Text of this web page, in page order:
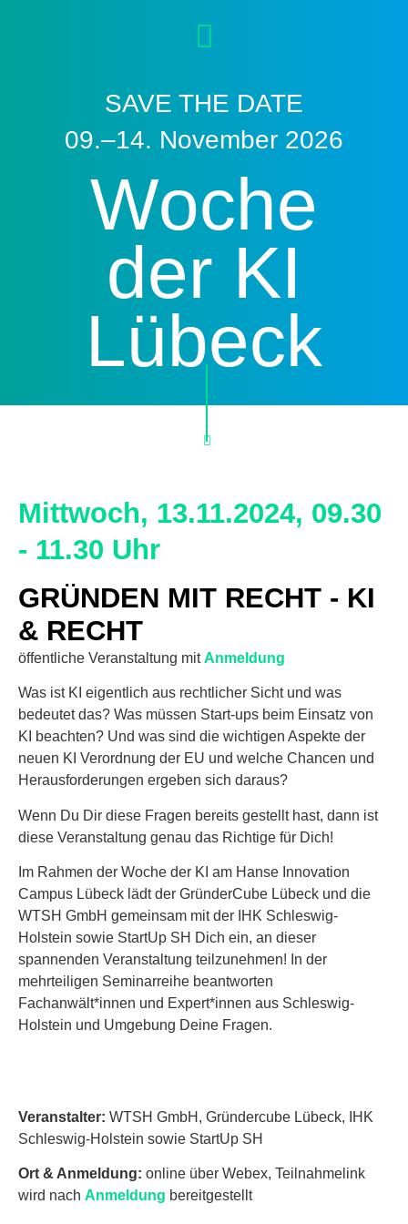
SAVE THE DATE
09.–14. November 2026
Woche
der KI
Lübeck
Mittwoch, 13.11.2024, 09.30
- 11.30 Uhr
GRÜNDEN MIT RECHT - KI
& RECHT
öffentliche Veranstaltung mitAnmeldung
Was ist KI eigentlich aus rechtlicher Sicht und was
bedeutet das? Was müssen Start-ups beim Einsatz von
KI beachten? Und was sind die wichtigen Aspekte der
neuen KI Verordnung der EU und welche Chancen und
Herausforderungen ergeben sich daraus?
Wenn Du Dir diese Fragen bereits gestellt hast, dann ist
diese Veranstaltung genau das Richtige für Dich!
Im Rahmen der Woche der KI am Hanse Innovation
Campus Lübeck lädt der GründerCube Lübeck und die
WTSH GmbH gemeinsam mit der IHK Schleswig-
Holstein sowie StartUp SH Dich ein, an dieser
spannenden Veranstaltung teilzunehmen! In der
mehrteiligen Seminarreihe beantworten
Fachanwält*innen und Expert*innen aus Schleswig-
Holstein und Umgebung Deine Fragen.
Veranstalter: WTSH GmbH, Gründercube Lübeck, IHK
Schleswig-Holstein sowie StartUp SH
Ort & Anmeldung: online über Webex, Teilnahmelink
wird nach Anmeldung bereitgestellt